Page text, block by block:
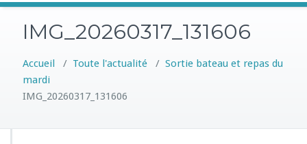
IMG_20260317_131606
Accueil / Toute l'actualité / Sortie bateau et repas du
mardi
IMG_20260317_131606